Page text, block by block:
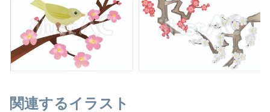
関連するイラスト